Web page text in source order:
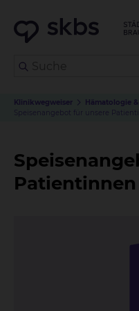
Klinikwegweiser
Hämatologie
Speisenangebot für unsere